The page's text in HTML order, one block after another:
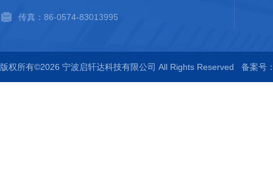
传真：86-0574-83013995
版权所有©2026 宁波启轩达科技有限公司 All Rights Reserved 备案号